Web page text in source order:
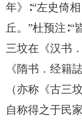
年》∶“左史倚
丘。”杜预注∶“
三坟在《汉书
《隋书．经籍
（亦称《古三
自称得之于民